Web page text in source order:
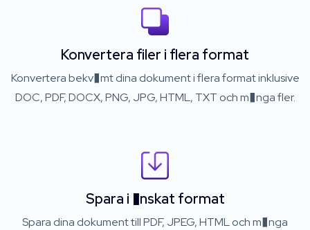
Konvertera filer i flera format
Konvertera bekv�mt dina dokument i flera format inklusive
DOC, PDF, DOCX, PNG, JPG, HTML, TXT och m�nga fler.
Spara i �nskat format
Spara dina dokument till PDF, JPEG, HTML och m�nga